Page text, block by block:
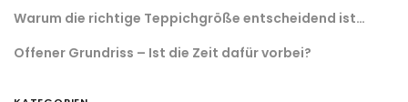
Warum die richtige Teppichgröße entscheidend ist…
Offener Grundriss – Ist die Zeit dafür vorbei?